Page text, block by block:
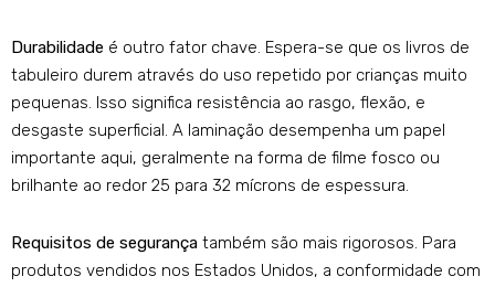
Durabilidade é outro fator chave. Espera-se que os livros de
tabuleiro durem através do uso repetido por crianças muito
pequenas. Isso significa resistência ao rasgo, flexão, e
desgaste superficial. A laminação desempenha um papel
importante aqui, geralmente na forma de filme fosco ou
brilhante ao redor 25 para 32 mícrons de espessura.
Requisitos de segurança também são mais rigorosos. Para
produtos vendidos nos Estados Unidos, a conformidade com